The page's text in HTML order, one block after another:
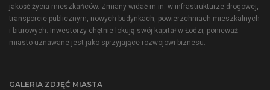
jakość życia mieszkańców. Zmiany widać m.in. w infrastrukturze drogowej,
transporcie publicznym, nowych budynkach, powierzchniach mieszkalnych
i biurowych. Inwestorzy chętnie lokują swój kapitał w Łodzi, ponieważ
miasto uznawane jest jako sprzyjające rozwojowi biznesu.
GALERIA ZDJĘĆ MIASTA